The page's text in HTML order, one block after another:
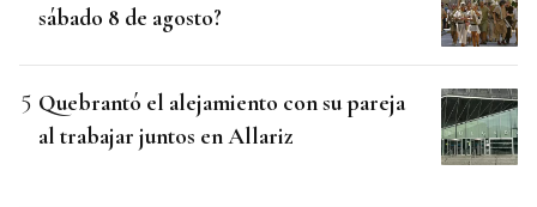
sábado 8 de agosto?
Quebrantó el alejamiento con su pareja
al trabajar juntos en Allariz